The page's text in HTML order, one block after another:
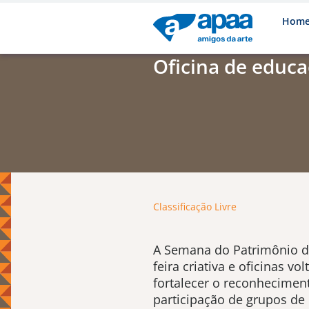
Oficina de
Classificação Livre
A Semana do Patrimônio
feira criativa e oficinas
fortalecer o
participação de grupos